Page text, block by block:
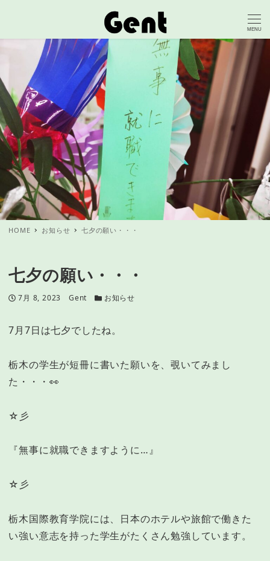
MENU
HOME お知らせ 七夕の願い・・・
七夕の願い・・・
投稿日
7月 8, 2023 著者
Gent カテゴリー
お知らせ
7月7日は七夕でしたね。
栃木の学生が短冊に書いた願いを、覗いてみまし
た・・・👀
☆彡
『無事に就職できますように…』
☆彡
栃木国際教育学院には、日本のホテルや旅館で働きた
い強い意志を持った学生がたくさん勉強しています。